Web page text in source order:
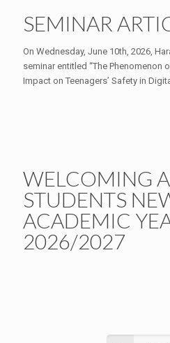
SEMINAR
On Wednesday, June 10th, 2026,
seminar entitled “The Phenomenon
Impact on Teenagers’ Safety in
WELCOMING
STUDENTS
ACADEMIC
2026/2027